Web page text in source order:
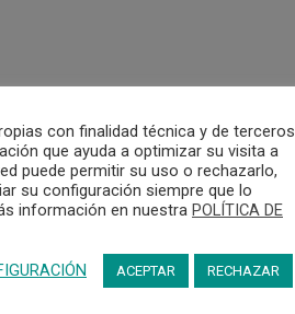
con finalidad técnica y de terceros
que ayuda a optimizar su visita a
puede permitir su uso o rechazarlo,
su configuración siempre que lo
información en nuestra POLÍTICA DE
ACEPTAR RECHAZAR